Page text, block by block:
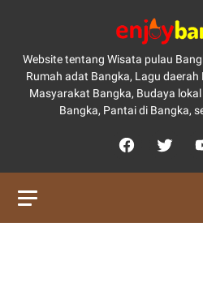
Website tentang Wisata pulau
Rumah adat Bangka, Lagu daerah
Masyarakat Bangka, Budaya
Bangka, Pantai di Bangka,